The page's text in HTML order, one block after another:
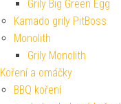
Grily Big Green Egg
Kamado grily PitBoss
Monolith
Grily Monolith
Koření a omáčky
BBQ koření